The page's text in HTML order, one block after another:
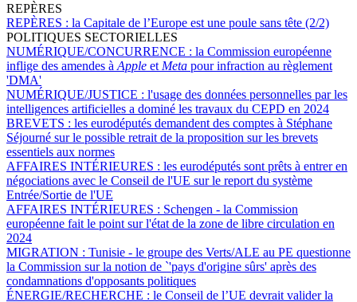
REPÈRES
REPÈRES : la Capitale de l’Europe est une poule sans tête (2/2)
POLITIQUES SECTORIELLES
NUMÉRIQUE/CONCURRENCE : la Commission européenne
inflige des amendes à Apple et Meta pour infraction au règlement
'DMA'
NUMÉRIQUE/JUSTICE : l'usage des données personnelles par les
intelligences artificielles a dominé les travaux du CEPD en 2024
BREVETS : les eurodéputés demandent des comptes à Stéphane
Séjourné sur le possible retrait de la proposition sur les brevets
essentiels aux normes
AFFAIRES INTÉRIEURES : les eurodéputés sont prêts à entrer en
négociations avec le Conseil de l'UE sur le report du système
Entrée/Sortie de l'UE
AFFAIRES INTÉRIEURES : Schengen - la Commission
européenne fait le point sur l'état de la zone de libre circulation en
2024
MIGRATION : Tunisie - le groupe des Verts/ALE au PE questionne
la Commission sur la notion de `'pays d'origine sûrs' après des
condamnations d'opposants politiques
ÉNERGIE/RECHERCHE : le Conseil de l’UE devrait valider la